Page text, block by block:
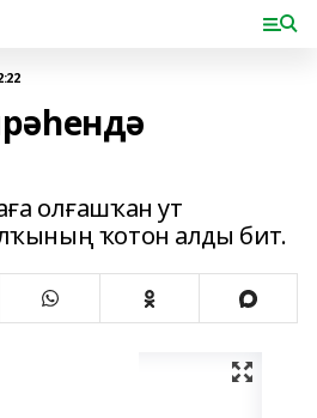
олғашҡан ут
ҡотон алды бит.